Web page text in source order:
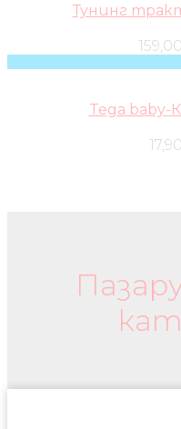
Тунинг
Tega baby-